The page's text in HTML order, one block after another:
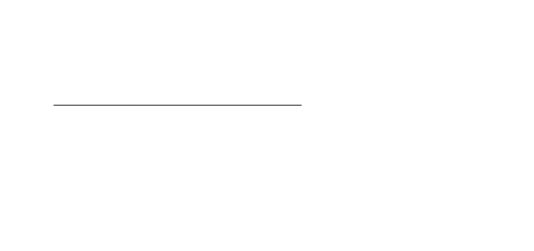
—————————————⠀